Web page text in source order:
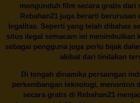
mengunduh film secara gratis dari
Rebahan21 juga berarti berurusan
legalitas. Seperti yang telah dibahas
situs ilegal semacam ini menimbulkan
sebagai pengguna juga perlu bijak
akibat dari tindakan
Di tengah dinamika persaingan
perkembangan teknologi, menonton
secara gratis di Rebahan21